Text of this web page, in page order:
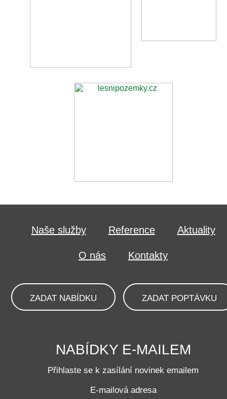
Naše služby Reference Aktuality
O nás Kontakty
ZADAT NABÍDKU ZADAT POPTÁVKU
NABÍDKY E-MAILEM
Přihlaste se k zasílání novinek emailem
E-mailová adresa